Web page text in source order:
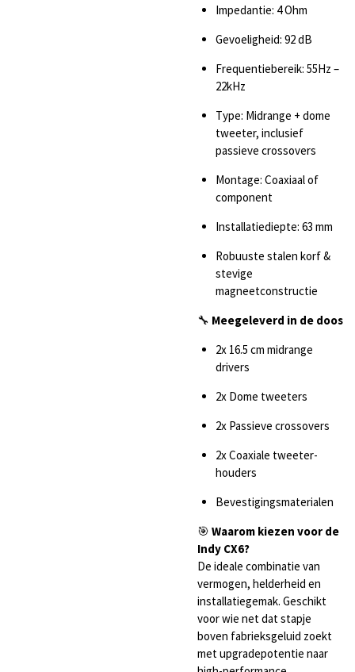
Impedantie: 4 Ohm
Gevoeligheid: 92 dB
Frequentiebereik: 55Hz –
22kHz
Type: Midrange + dome
tweeter, inclusief
passieve crossovers
Montage: Coaxiaal of
component
Installatiediepte: 63 mm
Robuuste stalen korf &
stevige
magneetconstructie
🔧 Meegeleverd in de doos
2x 16.5 cm midrange
drivers
2x Dome tweeters
2x Passieve crossovers
2x Coaxiale tweeter-
houders
Bevestigingsmaterialen
🎯 Waarom kiezen voor de
Indy CX6?
De ideale combinatie van
vermogen, helderheid en
installatiegemak. Geschikt
voor wie net dat stapje
boven fabrieksgeluid zoekt
met upgradepotentie naar